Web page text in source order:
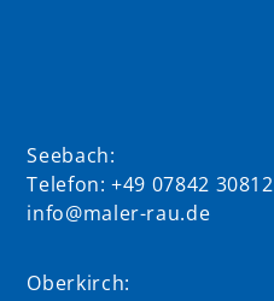
Seebach:
Telefon: +49 07842 30812
info@maler-rau.de
Oberkirch: